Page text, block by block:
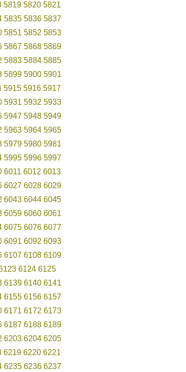
5819 5820 5821
5835 5836 5837
5851 5852 5853
5867 5868 5869
5883 5884 5885
5899 5900 5901
5915 5916 5917
5931 5932 5933
5947 5948 5949
5963 5964 5965
5979 5980 5981
5995 5996 5997
6011 6012 6013
6027 6028 6029
6043 6044 6045
6059 6060 6061
6075 6076 6077
6091 6092 6093
6107 6108 6109
6124 6125
6139 6140 6141
6155 6156 6157
6171 6172 6173
6187 6188 6189
6203 6204 6205
6219 6220 6221
6235 6236 6237